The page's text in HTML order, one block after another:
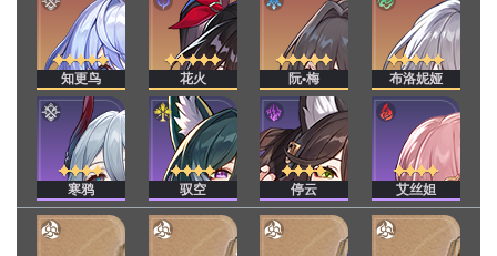
知更鸟 花火 阮•梅 布洛妮娅
寒鸦 驭空 停云 艾丝妲